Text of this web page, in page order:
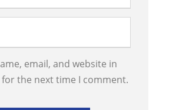
email, and website in
the next time I comment.